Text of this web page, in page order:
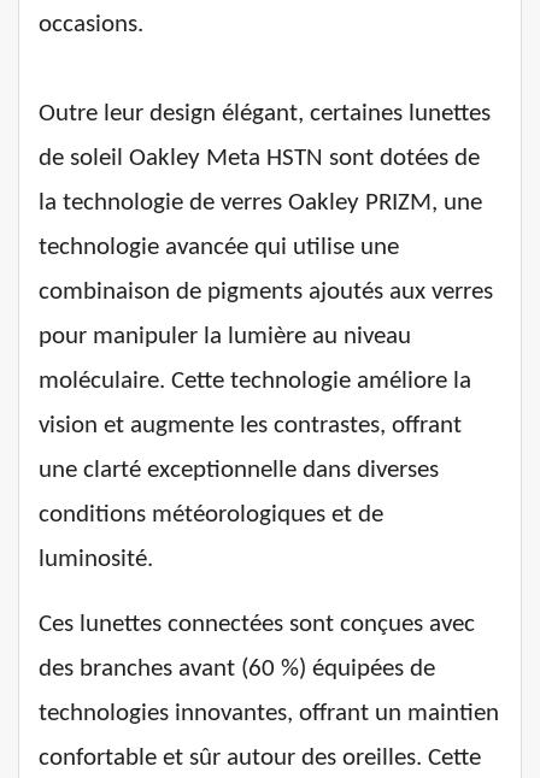
occasions.
Outre leur design élégant, certaines lunettes
de soleil Oakley Meta HSTN sont dotées de
la technologie de verres Oakley PRIZM, une
technologie avancée qui utilise une
combinaison de pigments ajoutés aux verres
pour manipuler la lumière au niveau
moléculaire. Cette technologie améliore la
vision et augmente les contrastes, offrant
une clarté exceptionnelle dans diverses
conditions météorologiques et de
luminosité.
Ces lunettes connectées sont conçues avec
des branches avant (60 %) équipées de
technologies innovantes, offrant un maintien
confortable et sûr autour des oreilles. Cette